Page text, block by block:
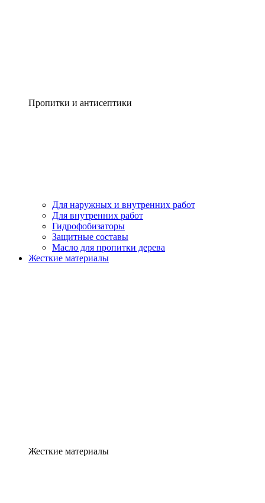
Пропитки и антисептики
Для наружных и внутренних работ
Для внутренних работ
Гидрофобизаторы
Защитные составы
Масло для пропитки дерева
Жесткие материалы
Жесткие материалы